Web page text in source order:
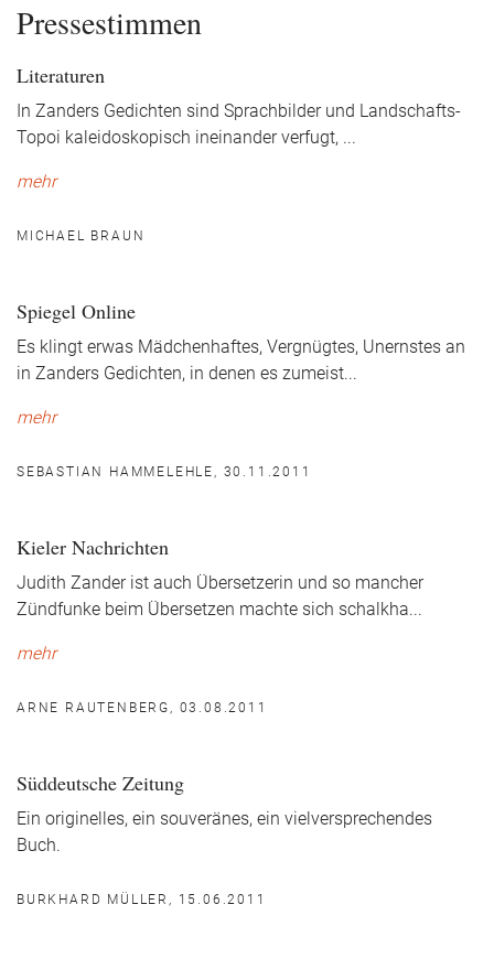
Pressestimmen
Literaturen
In Zanders Gedichten sind Sprachbilder und Landschafts-
Topoi kaleidoskopisch ineinander verfugt, ...
mehr
MICHAEL BRAUN
Spiegel Online
Es klingt erwas Mädchenhaftes, Vergnügtes, Unernstes an
in Zanders Gedichten, in denen es zumeist...
mehr
SEBASTIAN HAMMELEHLE, 30.11.2011
Kieler Nachrichten
Judith Zander ist auch Übersetzerin und so mancher
Zündfunke beim Übersetzen machte sich schalkha...
mehr
ARNE RAUTENBERG, 03.08.2011
Süddeutsche Zeitung
Ein originelles, ein souveränes, ein vielversprechendes
Buch.
BURKHARD MÜLLER, 15.06.2011